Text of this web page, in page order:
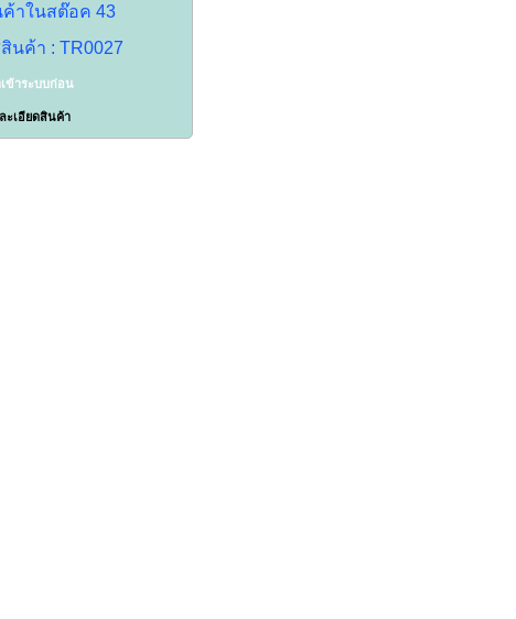
าในสต๊อค 43
นค้า : TR0027
ข้าระบบก่อน
ะเอียดสินค้า